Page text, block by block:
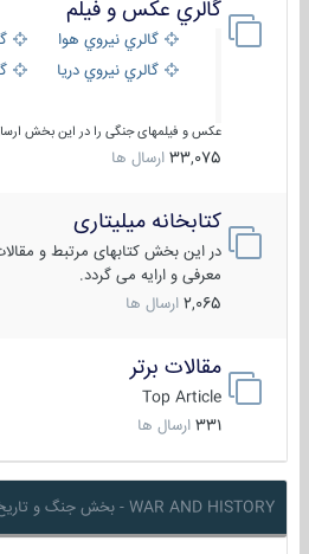
گالري عكس و فيلم
گالري نيروي هوايي
گالري نيروي دريايي
عکس و فیلمهای جنگی را در این بخش ارسال
33,075 ارسال ها
کتابخانه میلیتاری
در این بخش کتابهای مرتبط و مقالات
معرفی و ارایه می گردد.
2,065 ارسال ها
مقالات برتر
Top Article
331 ارسال ها
WAR AND HISTORY - بخش جنگ و تاریخ